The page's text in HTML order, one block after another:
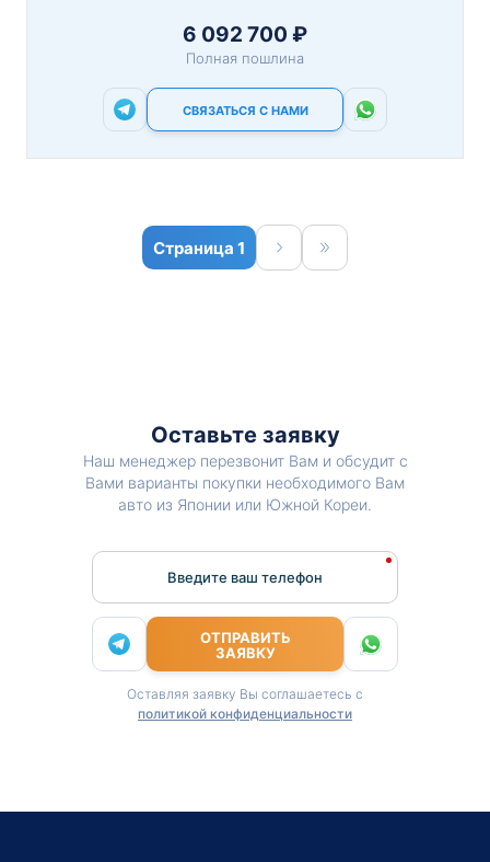
6 092 700 ₽
Полная пошлина
СВЯЗАТЬСЯ С НАМИ
1
Оставьте заявку
Наш менеджер перезвонит Вам и обсудит с
Вами варианты покупки необходимого Вам
авто из Японии или Южной Кореи.
Введите ваш телефон
ОТПРАВИТЬ
ЗАЯВКУ
Оставляя заявку Вы соглашаетесь с
политикой конфиденциальности